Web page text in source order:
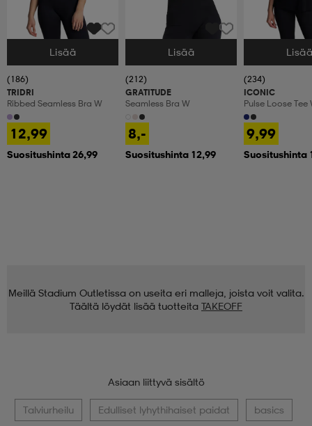
Valitse Koko
Lisää
(186)
TRIDRI
Ribbed Seamless Bra W
12,99
Suositushinta 26,99
Valitse Koko
Lisää
(212)
GRATITUDE
Seamless Bra W
8,-
Suositushinta 12,99
Valitse Koko
(234)
ICONIC
Pulse Loose Tee
9,99
Suositushinta
Meillä Stadium Outletissa on useita eri malleja, joista voit valita.
Täältä löydät lisää tuotteita TAKEOFF
Asiaan liittyvä sisältö
Talviurheilu Edulliset lyhythihaiset paidat basics